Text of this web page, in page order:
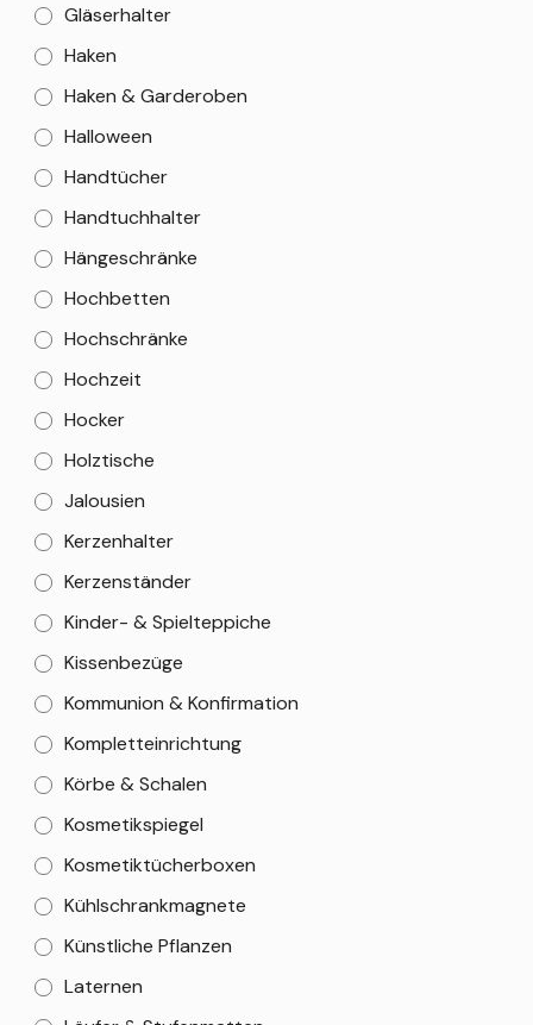
Gläserhalter
Haken
Haken & Garderoben
Halloween
Handtücher
Handtuchhalter
Hängeschränke
Hochbetten
Hochschränke
Hochzeit
Hocker
Holztische
Jalousien
Kerzenhalter
Kerzenständer
Kinder- & Spielteppiche
Kissenbezüge
Kommunion & Konfirmation
Kompletteinrichtung
Körbe & Schalen
Kosmetikspiegel
Kosmetiktücherboxen
Kühlschrankmagnete
Künstliche Pflanzen
Laternen